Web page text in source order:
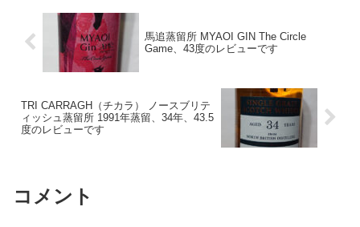
馬追蒸留所 MYAOI GIN The Circle
Game、43度のレビューです
TRI CARRAGH（チカラ） ノースブリテ
ィッシュ蒸留所 1991年蒸留、34年、43.5
度のレビューです
コメント